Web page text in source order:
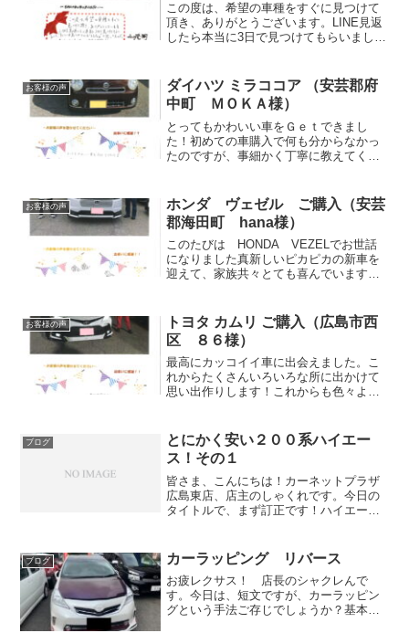
この度は、希望の車種をすぐに見つけて
頂き、ありがとうございます。LINE見返
したら本当に3日で見つけてもらいまし
しかもハイブリッド…この価格で！？と
感動を覚えました...
お客様の声
ダイハツ ミラココア （安芸郡府
中町 ＭＯＫＡ様）
とってもかわいい車をＧｅｔできまし
た！初めての車購入で何も分からなかっ
たのですが、事細かく丁寧に教えてくだ
の愛車、大切にします(^^) この度は本当
にありがとうございま...
お客様の声
ホンダ ヴェゼル ご購入（安芸
郡海田町 hana様）
このたびは HONDA VEZELでお世話
になりました真新しいピカピカの新車を
迎えて、家族共々とても喜んでいます。
て（ユニークな）（社長さん） 店長さ
ん！！ありがとうご...
お客様の声
トヨタ カムリ ご購入（広島市西
区 ８６様）
最高にカッコイイ車に出会えました。こ
れからたくさんいろいろな所に出かけて
思い出作りします！これからも色々よろ
ブログ
とにかく安い２００系ハイエー
ス！その１
皆さま、こんにちは！カーネットプラザ
広島東店、店主のしゃくれです。今日の
タイトルで、まず訂正です！ハイエース
れてた、マツダのボンゴのエンジンが壊
れてしまって、「安いボン...
ブログ カーラッピング リバース
お疲レクサス！ 店長のシャクレんで
す。今日は、短文ですが、カーラッピン
グという手法ご存じでしょうか？基本的